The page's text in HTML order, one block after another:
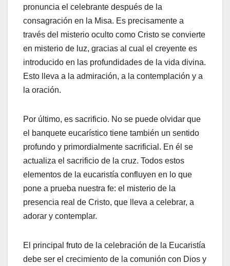
pronuncia el celebrante después de la
consagración en la Misa. Es precisamente a
través del misterio oculto como Cristo se convierte
en misterio de luz, gracias al cual el creyente es
introducido en las profundidades de la vida divina.
Esto lleva a la admiración, a la contemplación y a
la oración.
Por último, es sacrificio. No se puede olvidar que
el banquete eucarístico tiene también un sentido
profundo y primordialmente sacrificial. En él se
actualiza el sacrificio de la cruz. Todos estos
elementos de la eucaristía confluyen en lo que
pone a prueba nuestra fe: el misterio de la
presencia real de Cristo, que lleva a celebrar, a
adorar y contemplar.
El principal fruto de la celebración de la Eucaristía
debe ser el crecimiento de la comunión con Dios y